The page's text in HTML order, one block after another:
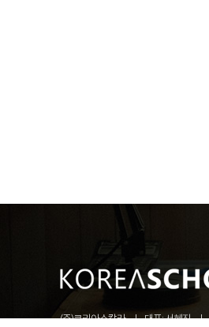
(주)코리아스칼라 대표: 서혜진